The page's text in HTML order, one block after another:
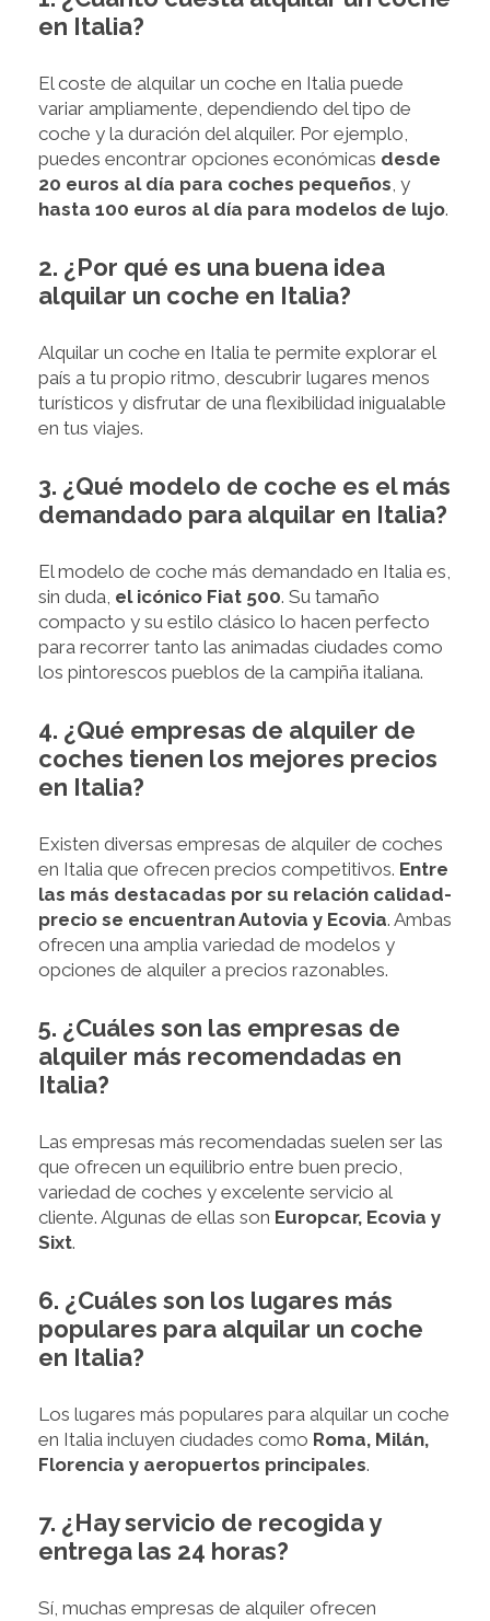
en Italia?
El coste de alquilar un coche en Italia puede
variar ampliamente, dependiendo del tipo de
coche y la duración del alquiler. Por ejemplo,
puedes encontrar opciones económicas desde
20 euros al día para coches pequeños, y
hasta 100 euros al día para modelos de lujo.
2. ¿Por qué es una buena idea
alquilar un coche en Italia?
Alquilar un coche en Italia te permite explorar el
país a tu propio ritmo, descubrir lugares menos
turísticos y disfrutar de una flexibilidad inigualable
en tus viajes.
3. ¿Qué modelo de coche es el más
demandado para alquilar en Italia?
El modelo de coche más demandado en Italia es,
sin duda, el icónico Fiat 500. Su tamaño
compacto y su estilo clásico lo hacen perfecto
para recorrer tanto las animadas ciudades como
los pintorescos pueblos de la campiña italiana.
4. ¿Qué empresas de alquiler de
coches tienen los mejores precios
en Italia?
Existen diversas empresas de alquiler de coches
en Italia que ofrecen precios competitivos. Entre
las más destacadas por su relación calidad-
precio se encuentran Autovia y Ecovia. Ambas
ofrecen una amplia variedad de modelos y
opciones de alquiler a precios razonables.
5. ¿Cuáles son las empresas de
alquiler más recomendadas en
Italia?
Las empresas más recomendadas suelen ser las
que ofrecen un equilibrio entre buen precio,
variedad de coches y excelente servicio al
cliente. Algunas de ellas son Europcar, Ecovia y
Sixt.
6. ¿Cuáles son los lugares más
populares para alquilar un coche
en Italia?
Los lugares más populares para alquilar un coche
en Italia incluyen ciudades como Roma, Milán,
Florencia y aeropuertos principales.
7. ¿Hay servicio de recogida y
entrega las 24 horas?
Sí, muchas empresas de alquiler ofrecen